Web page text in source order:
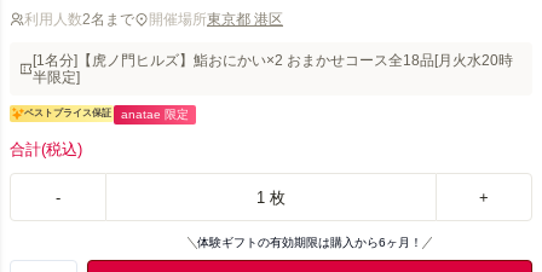
利用人数2名まで 開催場所東京都 港区
[1名分]【虎ノ門ヒルズ】鮨おにかい×2 おまかせコース全18品[月火水20時
半限定]
ベストプライス保証 anatae 限定
合計(税込)
- 1 枚 +
体験ギフトの有効期限は購入から6ヶ月！